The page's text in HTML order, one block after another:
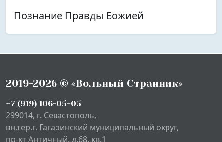
Познание Правды Божией
2019-2026 © «Вольный Странник»
+7 (919) 106-05-05
299014, г. Севастополь,
вн.тер.г. Гагаринский муниципальный округ,
пр-кт Античный, д.68, кв.1